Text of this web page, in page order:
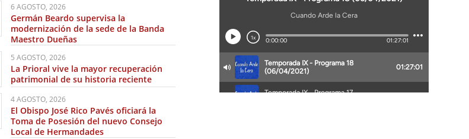
6 AGOSTO, 2026
Germán Beardo supervisa la
modernización de la sede de la Banda
Maestro Dueñas
5 AGOSTO, 2026
La Prioral vive la mayor recuperación
patrimonial de su historia reciente
4 AGOSTO, 2026
El Obispo José Rico Pavés oficiará la
Toma de Posesión del nuevo Consejo
Local de Hermandades